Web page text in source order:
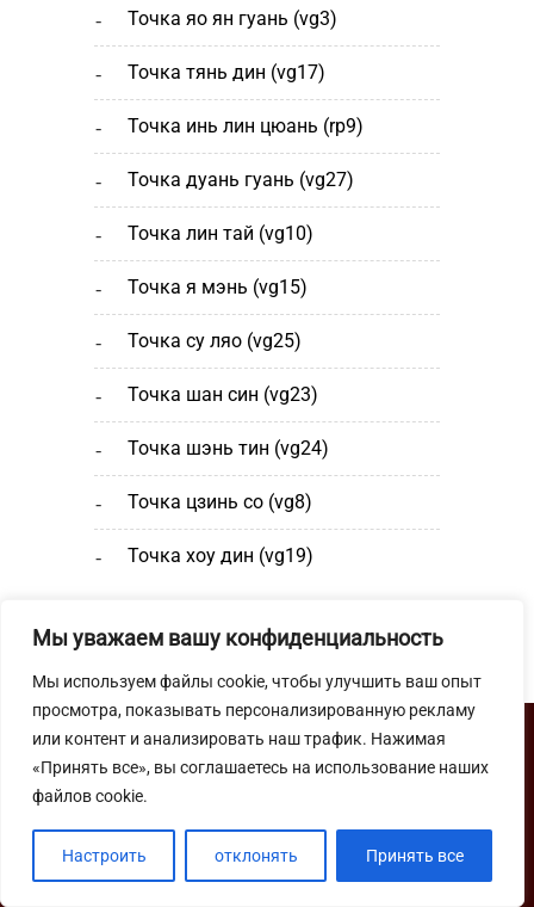
Мы уважаем вашу конфиденциальность
Мы используем файлы cookie, чтобы улучшить ваш опыт
просмотра, показывать персонализированную рекламу
или контент и анализировать наш трафик. Нажимая
«Принять все», вы соглашаетесь на использование наших
файлов cookie.
Настроить отклонять Принять все
точка яо ян гуань (vg3)
точка тянь дин (vg17)
точка инь лин цюань (rp9)
точка дуань гуань (vg27)
точка лин тай (vg10)
точка я мэнь (vg15)
точка су ляо (vg25)
точка шан cин (vg23)
точка шэнь тин (vg24)
точка цзинь со (vg8)
точка хоу дин (vg19)
© 2012–2026